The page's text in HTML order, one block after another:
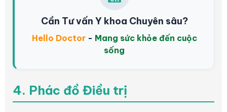
Cần Tư vấn Y khoa Chuyên sâu?
Hello Doctor- Mang sức khỏe đến cuộc
sống
4. Phác đồ Điều trị